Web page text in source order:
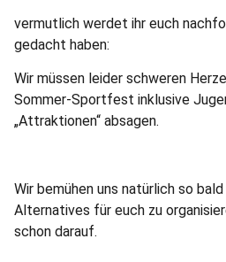
vermutlich werdet ihr euch
gedacht haben:
Wir müssen leider schweren
Sommer-Sportfest inklusive
„Attraktionen“ absagen.
Wir bemühen uns natürlich so
Alternatives für euch zu
schon darauf.